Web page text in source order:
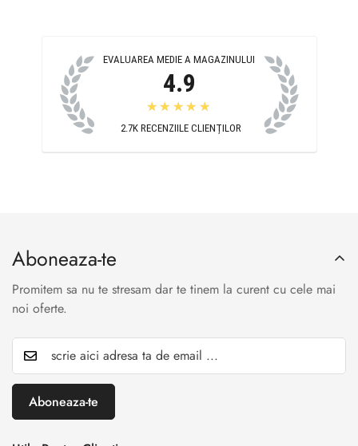
EVALUAREA MEDIE A MAGAZINULUI
4.9
★★★★★
2.7K RECENZIILE CLIENȚILOR
Aboneaza-te
Promitem sa nu te stresam dar te tinem la curent cu cele mai
noi oferte.
Aboneaza-te